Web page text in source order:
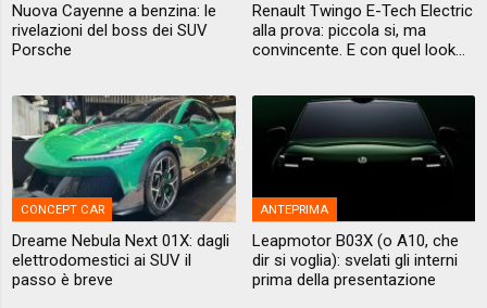
Nuova Cayenne a benzina: le
rivelazioni del boss dei SUV
Porsche
Renault Twingo E-Tech Electric
alla prova: piccola si, ma
convincente. E con quel look...
CONCEPT CAR
Dreame Nebula Next 01X: dagli
elettrodomestici ai SUV il
passo è breve
ANTEPRIMA
Leapmotor B03X (o A10, che
dir si voglia): svelati gli interni
prima della presentazione